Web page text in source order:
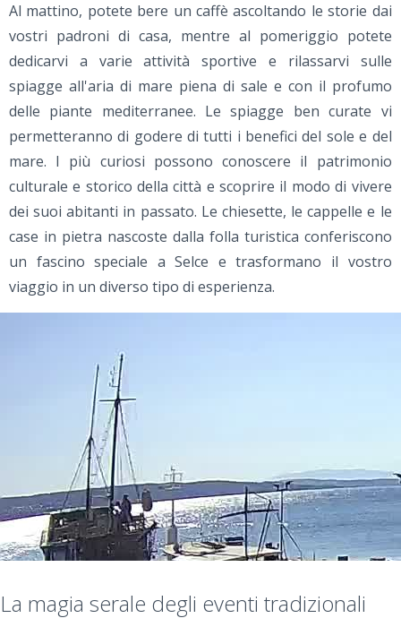
Al mattino, potete bere un caffè ascoltando le storie dai
vostri padroni di casa, mentre al pomeriggio potete
dedicarvi a varie attività sportive e rilassarvi sulle
spiagge all'aria di mare piena di sale e con il profumo
delle piante mediterranee. Le spiagge ben curate vi
permetteranno di godere di tutti i benefici del sole e del
mare. I più curiosi possono conoscere il patrimonio
culturale e storico della città e scoprire il modo di vivere
dei suoi abitanti in passato. Le chiesette, le cappelle e le
case in pietra nascoste dalla folla turistica conferiscono
un fascino speciale a Selce e trasformano il vostro
viaggio in un diverso tipo di esperienza.
La magia serale degli eventi tradizionali